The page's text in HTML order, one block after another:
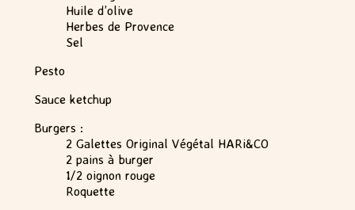
Huile d’olive
Herbes de Provence
Sel
Pesto
Sauce ketchup
Burgers :
2 Galettes Original Végétal HARi&CO
2 pains à burger
1/2 oignon rouge
Roquette